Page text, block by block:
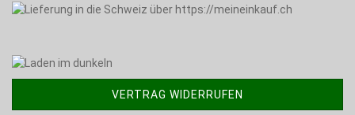
VERTRAG WIDERRUFEN